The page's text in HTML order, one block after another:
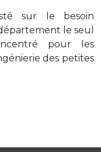
sur le besoin
le seul
pour les
des petites